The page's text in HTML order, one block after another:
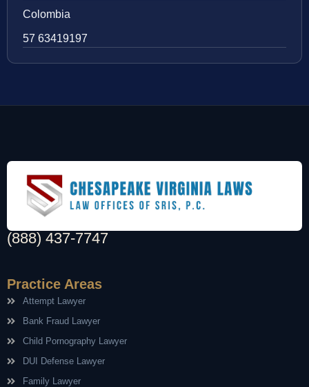
Colombia
57 63419197
(888) 437-7747
Practice Areas
Attempt Lawyer
Bank Fraud Lawyer
Child Pornography Lawyer
DUI Defense Lawyer
Family Lawyer